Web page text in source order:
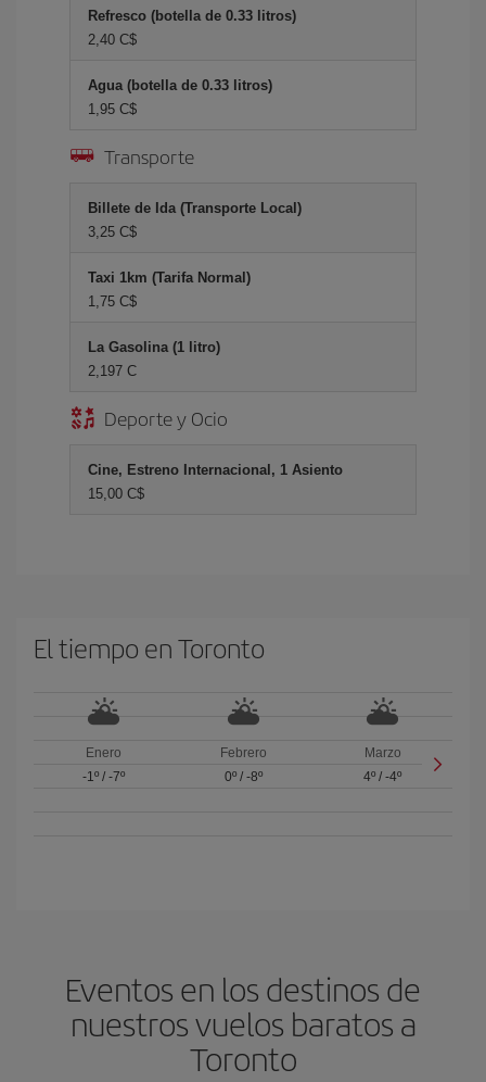
Refresco (botella de 0.33 litros)
2,40 C$
Agua (botella de 0.33 litros)
1,95 C$
Transporte
Billete de Ida (Transporte Local)
3,25 C$
Taxi 1km (Tarifa Normal)
1,75 C$
La Gasolina (1 litro)
2,197 C
Deporte y Ocio
Cine, Estreno Internacional, 1 Asiento
15,00 C$
El tiempo en Toronto
Enero
-1º/ -7º
Febrero
0º/ -8º
Marzo
4º /-4º
Eventos en los destinos de
nuestros vuelos baratos a
Toronto